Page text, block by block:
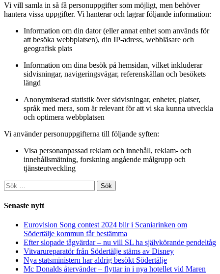
Vi vill samla in så få personuppgifter som möjligt, men behöver
hantera vissa uppgifter. Vi hanterar och lagrar följande information:
Information om din dator (eller annat enhet som används för
att besöka webbplatsen), din IP-adress, webbläsare och
geografisk plats
Information om dina besök på hemsidan, vilket inkluderar
sidvisningar, navigeringsvägar, referenskällan och besökets
längd
Anonymiserad statistik över sidvisningar, enheter, platser,
språk med mera, som är relevant för att vi ska kunna utveckla
och optimera webbplatsen
Vi använder personuppgifterna till följande syften:
Visa personanpassad reklam och innehåll, reklam- och
innehållsmätning, forskning angående målgrupp och
tjänsteutveckling
Sök
efter:
Senaste nytt
Eurovision Song contest 2024 blir i Scaniarinken om
Södertälje kommun får bestämma
Efter slopade tågvärdar – nu vill SL ha självkörande pendeltåg
Vitvarureparatör från Södertälje stäms av Disney
Nya statsministern har aldrig besökt Södertälje
Mc Donalds återvänder – flyttar in i nya hotellet vid Maren